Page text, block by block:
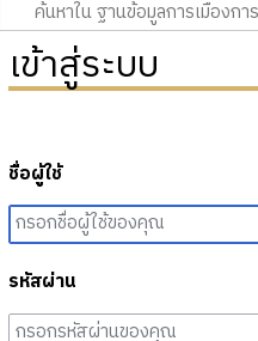
เข้าสู่ระบบ
ชื่อผู้ใช้
รหัสผ่าน